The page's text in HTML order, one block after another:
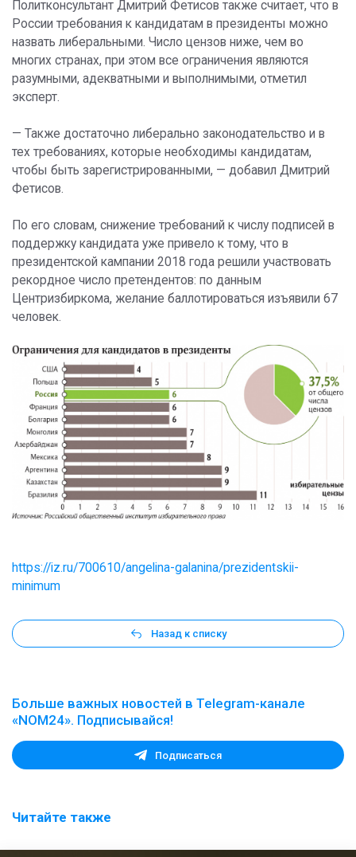
Политконсультант Дмитрий Фетисов также считает, что в
России требования к кандидатам в президенты можно
назвать либеральными. Число цензов ниже, чем во
многих странах, при этом все ограничения являются
разумными, адекватными и выполнимыми, отметил
эксперт.
— Также достаточно либерально законодательство и в
тех требованиях, которые необходимы кандидатам,
чтобы быть зарегистрированными, — добавил Дмитрий
Фетисов.
По его словам, снижение требований к числу подписей в
поддержку кандидата уже привело к тому, что в
президентской кампании 2018 года решили участвовать
рекордное число претендентов: по данным
Центризбиркома, желание баллотироваться изъявили 67
человек.
https://iz.ru/700610/angelina-galanina/prezidentskii-
minimum
Назад к списку
Больше важных новостей в Telegram-канале
«NOM24». Подписывайся!
Подписаться
Читайте также